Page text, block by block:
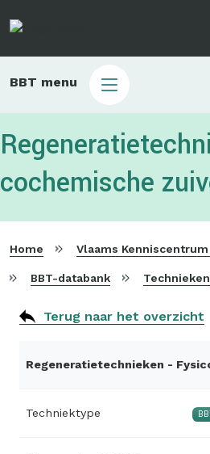
gaan
Main
BBT menu
cochemische
Home Vlaams Kenniscentrum voor Beste Beschikbare Technieken
BBT-databank Technieken
Terug naar het overzicht
Regeneratietechnieken -
Techniektype